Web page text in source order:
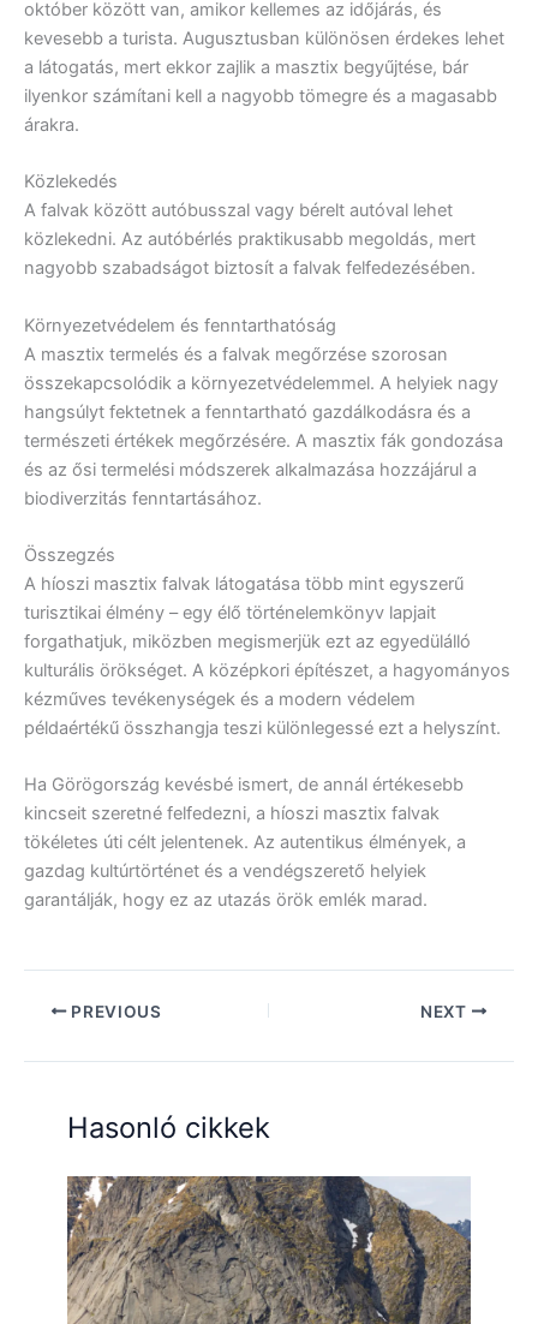
október között van, amikor kellemes az időjárás, és
kevesebb a turista. Augusztusban különösen érdekes lehet
a látogatás, mert ekkor zajlik a masztix begyűjtése, bár
ilyenkor számítani kell a nagyobb tömegre és a magasabb
árakra.
Közlekedés
A falvak között autóbusszal vagy bérelt autóval lehet
közlekedni. Az autóbérlés praktikusabb megoldás, mert
nagyobb szabadságot biztosít a falvak felfedezésében.
Környezetvédelem és fenntarthatóság
A masztix termelés és a falvak megőrzése szorosan
összekapcsolódik a környezetvédelemmel. A helyiek nagy
hangsúlyt fektetnek a fenntartható gazdálkodásra és a
természeti értékek megőrzésére. A masztix fák gondozása
és az ősi termelési módszerek alkalmazása hozzájárul a
biodiverzitás fenntartásához.
Összegzés
A híoszi masztix falvak látogatása több mint egyszerű
turisztikai élmény – egy élő történelemkönyv lapjait
forgathatjuk, miközben megismerjük ezt az egyedülálló
kulturális örökséget. A középkori építészet, a hagyományos
kézműves tevékenységek és a modern védelem
példaértékű összhangja teszi különlegessé ezt a helyszínt.
Ha Görögország kevésbé ismert, de annál értékesebb
kincseit szeretné felfedezni, a híoszi masztix falvak
tökéletes úti célt jelentenek. Az autentikus élmények, a
gazdag kultúrtörténet és a vendégszerető helyiek
garantálják, hogy ez az utazás örök emlék marad.
PREVIOUS NEXT
Hasonló cikkek